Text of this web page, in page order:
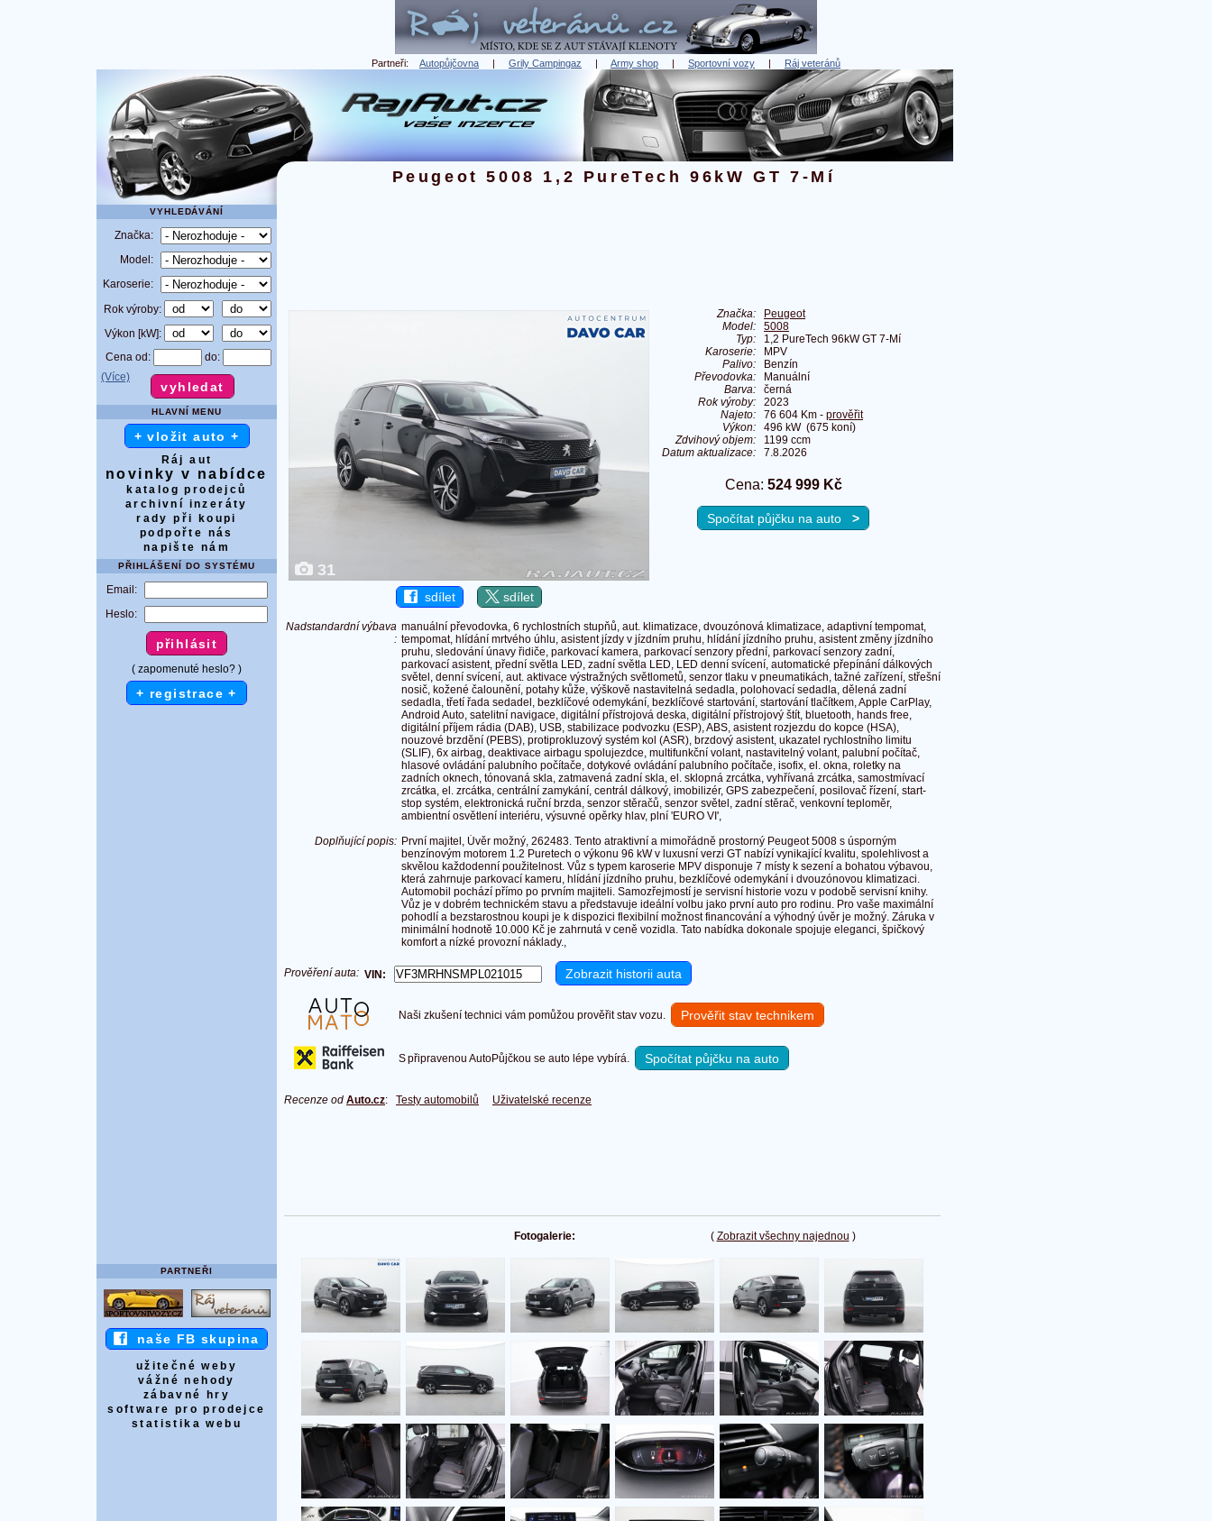
Partneři: Autopůjčovna | Grily Campingaz | Army shop | Sportovní vozy | Ráj veteránů
Peugeot 5008 1,2 PureTech 96kW GT 7-Mí
VYHLEDÁVÁNÍ
Značka:
Model:
Karoserie:
Rok výroby:
Výkon [kW]:
Cena od:
do:
(Více)
HLAVNÍ MENU
+ vložit auto +
Ráj aut
novinky v nabídce
katalog prodejců
archivní inzeráty
rady při koupi
podpořte nás
napište nám
PŘIHLÁŠENÍ DO SYSTÉMU
Email:
Heslo:
( zapomenuté heslo? )
+ registrace +
PARTNEŘI
naše FB skupina
užitečné weby
vážné nehody
zábavné hry
software pro prodejce
statistika webu
31
sdílet sdílet
Značka:
Peugeot
Model:
5008
Typ:
1,2 PureTech 96kW GT 7-Mí
Karoserie:
MPV
Palivo:
Benzín
Převodovka:
Manuální
Barva:
černá
Rok výroby:
2023
Najeto:
76 604 Km - prověřit
Výkon:
496 kW (675 koní)
Zdvihový objem:
1199 ccm
Datum aktualizace:
7.8.2026
Cena: 524 999 Kč
Spočítat půjčku na auto >
Nadstandardní výbava
:
manuální převodovka, 6 rychlostních stupňů, aut. klimatizace, dvouzónová klimatizace, adaptivní tempomat,
tempomat, hlídání mrtvého úhlu, asistent jízdy v jízdním pruhu, hlídání jízdního pruhu, asistent změny jízdního
pruhu, sledování únavy řidiče, parkovací kamera, parkovací senzory přední, parkovací senzory zadní,
parkovací asistent, přední světla LED, zadní světla LED, LED denní svícení, automatické přepínání dálkových
světel, denní svícení, aut. aktivace výstražných světlometů, senzor tlaku v pneumatikách, tažné zařízení, střešní
nosič, kožené čalounění, potahy kůže, výškově nastavitelná sedadla, polohovací sedadla, dělená zadní
sedadla, třetí řada sedadel, bezklíčové odemykání, bezklíčové startování, startování tlačítkem, Apple CarPlay,
Android Auto, satelitní navigace, digitální přístrojová deska, digitální přístrojový štít, bluetooth, hands free,
digitální příjem rádia (DAB), USB, stabilizace podvozku (ESP), ABS, asistent rozjezdu do kopce (HSA),
nouzové brzdění (PEBS), protiprokluzový systém kol (ASR), brzdový asistent, ukazatel rychlostního limitu
(SLIF), 6x airbag, deaktivace airbagu spolujezdce, multifunkční volant, nastavitelný volant, palubní počítač,
hlasové ovládání palubního počítače, dotykové ovládání palubního počítače, isofix, el. okna, roletky na
zadních oknech, tónovaná skla, zatmavená zadní skla, el. sklopná zrcátka, vyhřívaná zrcátka, samostmívací
zrcátka, el. zrcátka, centrální zamykání, centrál dálkový, imobilizér, GPS zabezpečení, posilovač řízení, start-
stop systém, elektronická ruční brzda, senzor stěračů, senzor světel, zadní stěrač, venkovní teploměr,
ambientní osvětlení interiéru, výsuvné opěrky hlav, plní 'EURO VI',
Doplňující popis: První majitel, Úvěr možný, 262483. Tento atraktivní a mimořádně prostorný Peugeot 5008 s úsporným
benzínovým motorem 1.2 Puretech o výkonu 96 kW v luxusní verzi GT nabízí vynikající kvalitu, spolehlivost a
skvělou každodenní použitelnost. Vůz s typem karoserie MPV disponuje 7 místy k sezení a bohatou výbavou,
která zahrnuje parkovací kameru, hlídání jízdního pruhu, bezklíčové odemykání i dvouzónovou klimatizaci.
Automobil pochází přímo po prvním majiteli. Samozřejmostí je servisní historie vozu v podobě servisní knihy.
Vůz je v dobrém technickém stavu a představuje ideální volbu jako první auto pro rodinu. Pro vaše maximální
pohodlí a bezstarostnou koupi je k dispozici flexibilní možnost financování a výhodný úvěr je možný. Záruka v
minimální hodnotě 10.000 Kč je zahrnutá v ceně vozidla. Tato nabídka dokonale spojuje eleganci, špičkový
komfort a nízké provozní náklady.,
Prověření auta: VIN:
Naši zkušení technici vám pomůžou prověřit stav vozu. Prověřit stav technikem
S připravenou AutoPůjčkou se auto lépe vybírá. Spočítat půjčku na auto
Recenze od Auto.cz: Testy automobilů Uživatelské recenze
( Zobrazit všechny najednou )
Fotogalerie: